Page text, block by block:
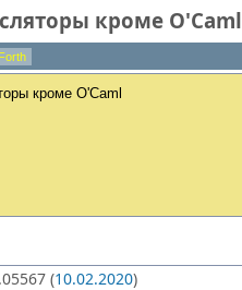
кроме O'Caml
кроме O'Caml
(10.02.2020)